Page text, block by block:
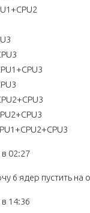
02:27
6 ядер пустить
14:36